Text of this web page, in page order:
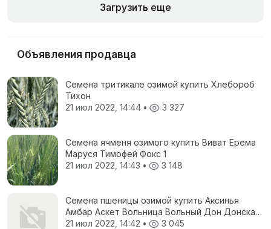
Загрузить еще
Объявления продавца
Семена тритикале озимой купить Хлебороб
Тихон
21 июл 2022, 14:44 • 3 327
Семена ячменя озимого купить Виват Ерема
Маруся Тимофей Фокс 1
21 июл 2022, 14:43 • 3 148
Семена пшеницы озимой купить Аксинья
Амбар Аскет Вольница Вольный Дон Донская
Степь
21 июл 2022, 14:42 • 3 045